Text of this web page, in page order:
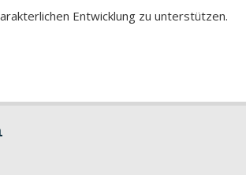
Entwicklung zu unterstützen.